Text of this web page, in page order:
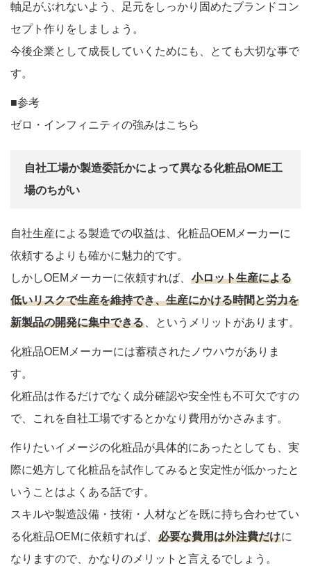
軸足がぶれないよう、足元をしっかり固めたブランドコン
セプト作りをしましょう。
今後企業として成長していくためにも、とても大切な事で
す。
■参考
ゼロ・インフィニティの強みはこちら
自社工場か製造委託かによって異なる化粧品OME工
場のちがい
自社生産による製造での収益は、化粧品OEMメーカーに
依頼するよりも確かに魅力的です。
しかしOEMメーカーに依頼すれば、 小ロット生産による
低いリスクで生産を維持でき、生産にかける時間と労力を
新製品の開発に集中できる 、というメリットがあります。
化粧品OEMメーカーには蓄積されたノウハウがありま
す。
化粧品は作るだけでなく成分確認や安全性も不可欠ですの
で、これを自社工場でするとかなり費用がかさみます。
作りたいイメージの化粧品が具体的にあったとしても、実
際に処方して化粧品を試作してみると安定性が低かったと
いうことはよくある話です。
スキルや製造設備・技術・人材などを既に持ち合わせてい
る化粧品OEMに依頼すれば、 必要な費用は外注費だけに
なりますので、かなりのメリットと言えるでしょう。